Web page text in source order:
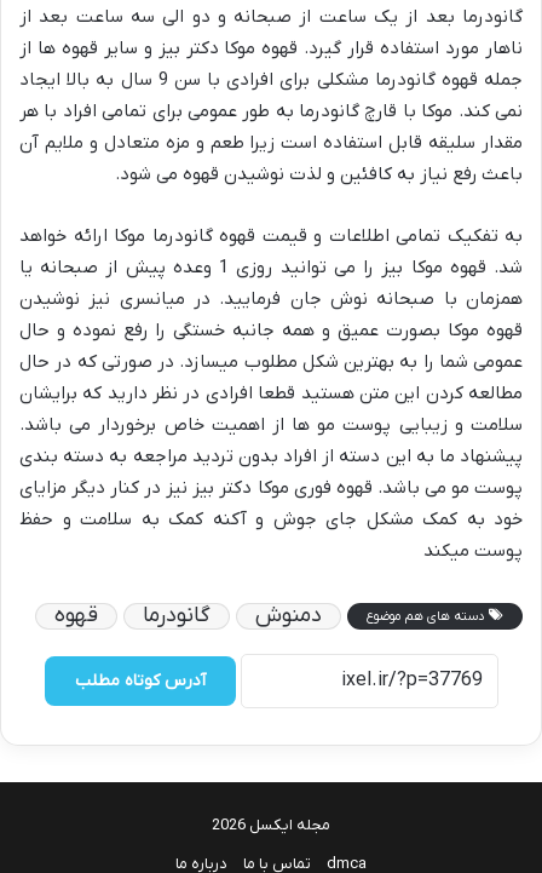
گانودرما بعد از یک ساعت از صبحانه و دو الی سه ساعت بعد از
ناهار مورد استفاده قرار گیرد. قهوه موکا دکتر بیز و سایر قهوه ها از
جمله قهوه گانودرما مشکلی برای افرادی با سن 9 سال به بالا ایجاد
نمی کند. موکا با قارچ گانودرما به طور عمومی برای تمامی افراد با هر
مقدار سلیقه قابل استفاده است زیرا طعم و مزه متعادل و ملایم آن
باعث رفع نیاز به کافئین و لذت نوشیدن قهوه می شود.
به تفکیک تمامی اطلاعات و قیمت قهوه گانودرما موکا ارائه خواهد
شد. قهوه موکا بیز را می توانید روزی 1 وعده پیش از صبحانه یا
همزمان با صبحانه نوش جان فرمایید. در میانسری نیز نوشیدن
قهوه موکا بصورت عمیق و همه جانبه خستگی را رفع نموده و حال
عمومی شما را به بهترین شکل مطلوب میسازد. در صورتی که در حال
مطالعه کردن این متن هستید قطعا افرادی در نظر دارید که برایشان
سلامت و زیبایی پوست مو ها از اهمیت خاص برخوردار می باشد.
پیشنهاد ما به این دسته از افراد بدون تردید مراجعه به دسته بندی
پوست مو می باشد. قهوه فوری موکا دکتر بیز نیز در کنار دیگر مزایای
خود به کمک مشکل جای جوش و آکنه کمک به سلامت و حفظ
پوست میکند
دسته های هم موضوع دمنوش گانودرما قهوه
آدرس کوتاه مطلب
مجله ایکسل 2026
dmca
تماس با ما درباره ما